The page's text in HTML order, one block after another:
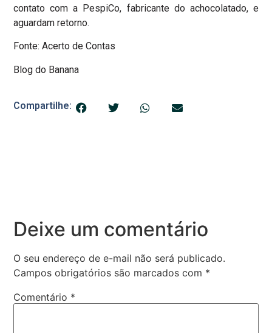
contato com a PespiCo, fabricante do achocolatado, e
aguardam retorno.
Fonte: Acerto de Contas
Blog do Banana
Compartilhe:
Deixe um comentário
O seu endereço de e-mail não será publicado.
Campos obrigatórios são marcados com *
Comentário *